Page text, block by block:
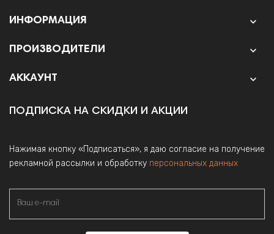
ИНФОРМАЦИЯ 
ПРОИЗВОДИТЕЛИ 
АККАУНТ 
ПОДПИСКА НА СКИДКИ И АКЦИИ
Нажимая кнопку «Подписаться», я даю согласие на получение
рекламной рассылки и обработку персональных данных